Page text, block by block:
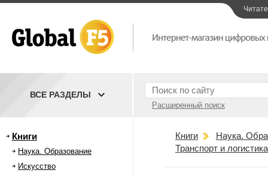
Расширенный поиск
ВСЕ РАЗДЕЛЫ
Книги
Наука. Образование
Искусство
Книги
Наука.
Транспорт и